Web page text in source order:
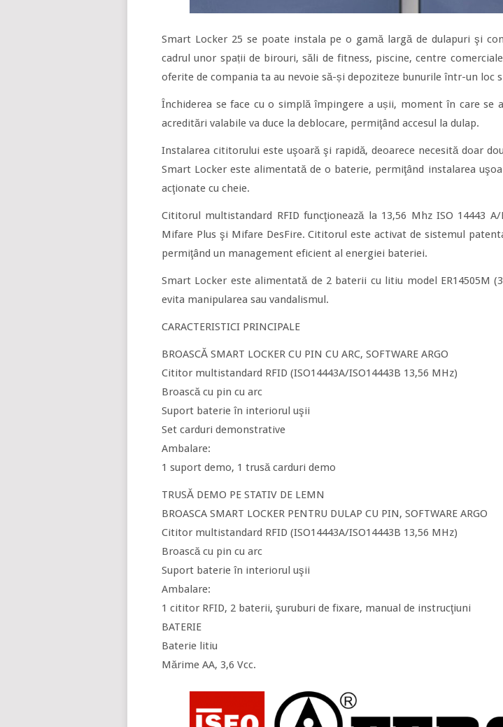
Smart Locker 25 se poate instala pe o gamă largă de dulapuri şi
cadrul unor spații de birouri, săli de fitness, piscine, centre
oferite de compania ta au nevoie să-și depoziteze bunurile într-un loc
Închiderea se face cu o simplă împingere a ușii, moment în care se
acreditări valabile va duce la deblocare, permiţând accesul la dulap.
Instalarea cititorului este uşoară şi rapidă, deoarece necesită doar
Smart Locker este alimentată de o baterie, permiţând instalarea
acţionate cu cheie.
Cititorul multistandard RFID funcţionează la 13,56 Mhz ISO 14443
Mifare Plus şi Mifare DesFire. Cititorul este activat de sistemul
permiţând un management eficient al energiei bateriei.
Smart Locker este alimentată de 2 baterii cu litiu model ER14505M
evita manipularea sau vandalismul.
CARACTERISTICI PRINCIPALE
BROASCĂ SMART LOCKER CU PIN CU ARC, SOFTWARE ARGO
Cititor multistandard RFID (ISO14443A/ISO14443B 13,56 MHz)
Broască cu pin cu arc
Suport baterie în interiorul uşii
Set carduri demonstrative
Ambalare:
1 suport demo, 1 trusă carduri demo
TRUSĂ DEMO PE STATIV DE LEMN
BROASCA SMART LOCKER PENTRU DULAP CU PIN, SOFTWARE ARGO
Cititor multistandard RFID (ISO14443A/ISO14443B 13,56 MHz)
Broască cu pin cu arc
Suport baterie în interiorul uşii
Ambalare:
1 cititor RFID, 2 baterii, şuruburi de fixare, manual de instrucţiuni
BATERIE
Baterie litiu
Mărime AA, 3,6 Vcc.